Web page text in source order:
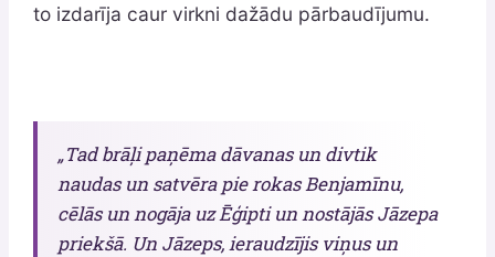
to izdarīja caur virkni dažādu pārbaudījumu.
„Tad brāļi paņēma dāvanas un divtik
naudas un satvēra pie rokas Benjamīnu,
cēlās un nogāja uz Ēģipti un nostājās Jāzepa
priekšā. Un Jāzeps, ieraudzījis viņus un